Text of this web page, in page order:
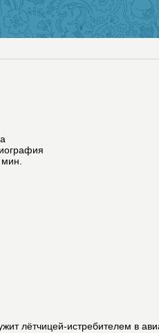
лётчицей-истребителем в